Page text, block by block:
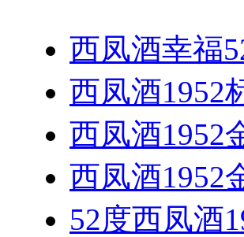
西凤酒幸福
西凤酒1952
西凤酒1952
西凤酒1952
52度西凤酒